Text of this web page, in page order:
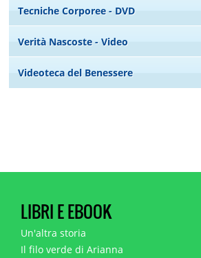
Tecniche Corporee - DVD
Verità Nascoste - Video
Videoteca del Benessere
LIBRI E EBOOK
Un'altra storia
Il filo verde di Arianna